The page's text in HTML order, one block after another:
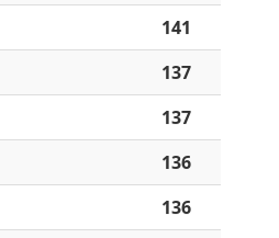
141
137
137
136
136